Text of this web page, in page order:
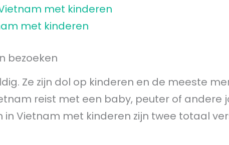
met kinderen
met kinderen
bezoeken
Ze zijn dol op kinderen en de meeste
reist met een baby, peuter of andere
in Vietnam met kinderen zijn twee totaal